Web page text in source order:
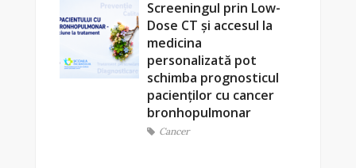
Screeningul prin Low-
Dose CT și accesul la
medicina
personalizată pot
schimba prognosticul
pacienților cu cancer
bronhopulmonar
Cancer